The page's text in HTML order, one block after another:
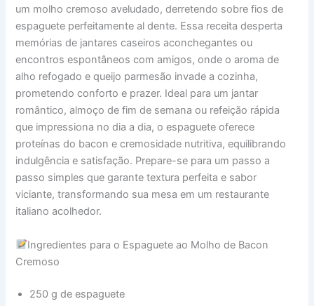
um molho cremoso aveludado, derretendo sobre fios de
espaguete perfeitamente al dente. Essa receita desperta
memórias de jantares caseiros aconchegantes ou
encontros espontâneos com amigos, onde o aroma de
alho refogado e queijo parmesão invade a cozinha,
prometendo conforto e prazer. Ideal para um jantar
romântico, almoço de fim de semana ou refeição rápida
que impressiona no dia a dia, o espaguete oferece
proteínas do bacon e cremosidade nutritiva, equilibrando
indulgência e satisfação. Prepare-se para um passo a
passo simples que garante textura perfeita e sabor
viciante, transformando sua mesa em um restaurante
italiano acolhedor.
Ingredientes para o Espaguete ao Molho de Bacon
Cremoso
250 g de espaguete